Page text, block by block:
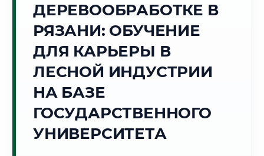
Точное местное время:
01:51:38
Пятница, 7 Августа
+24°C Преимущественно ясно
🌅 Восход: 04:40
Световой день:15 ч. 33 мин.
ДЕРЕВООБРАБОТКЕ В
РЯЗАНИ: ОБУЧЕНИЕ
ДЛЯ КАРЬЕРЫ В
ЛЕСНОЙ ИНДУСТРИИ
НА БАЗЕ
ГОСУДАРСТВЕННОГО
УНИВЕРСИТЕТА